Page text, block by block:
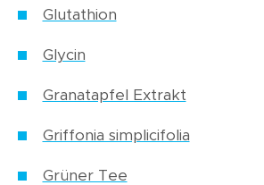
Glutathion
Glycin
Granatapfel Extrakt
Griffonia simplicifolia
Grüner Tee